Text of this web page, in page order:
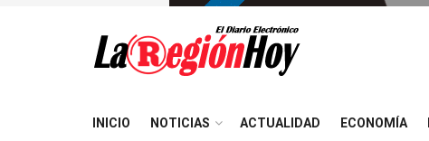
INICIO NOTICIAS ACTUALIDAD ECONOMÍA